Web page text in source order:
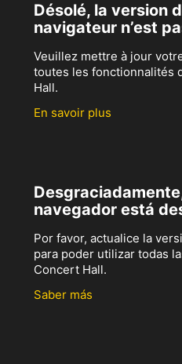
Désolé, la version
navigateur n’est
Veuillez mettre à jour
toutes les fonctionnalités
Hall.
En savoir plus
navegador está
Por favor, actualice la
para poder utilizar todas
Concert Hall.
Saber más